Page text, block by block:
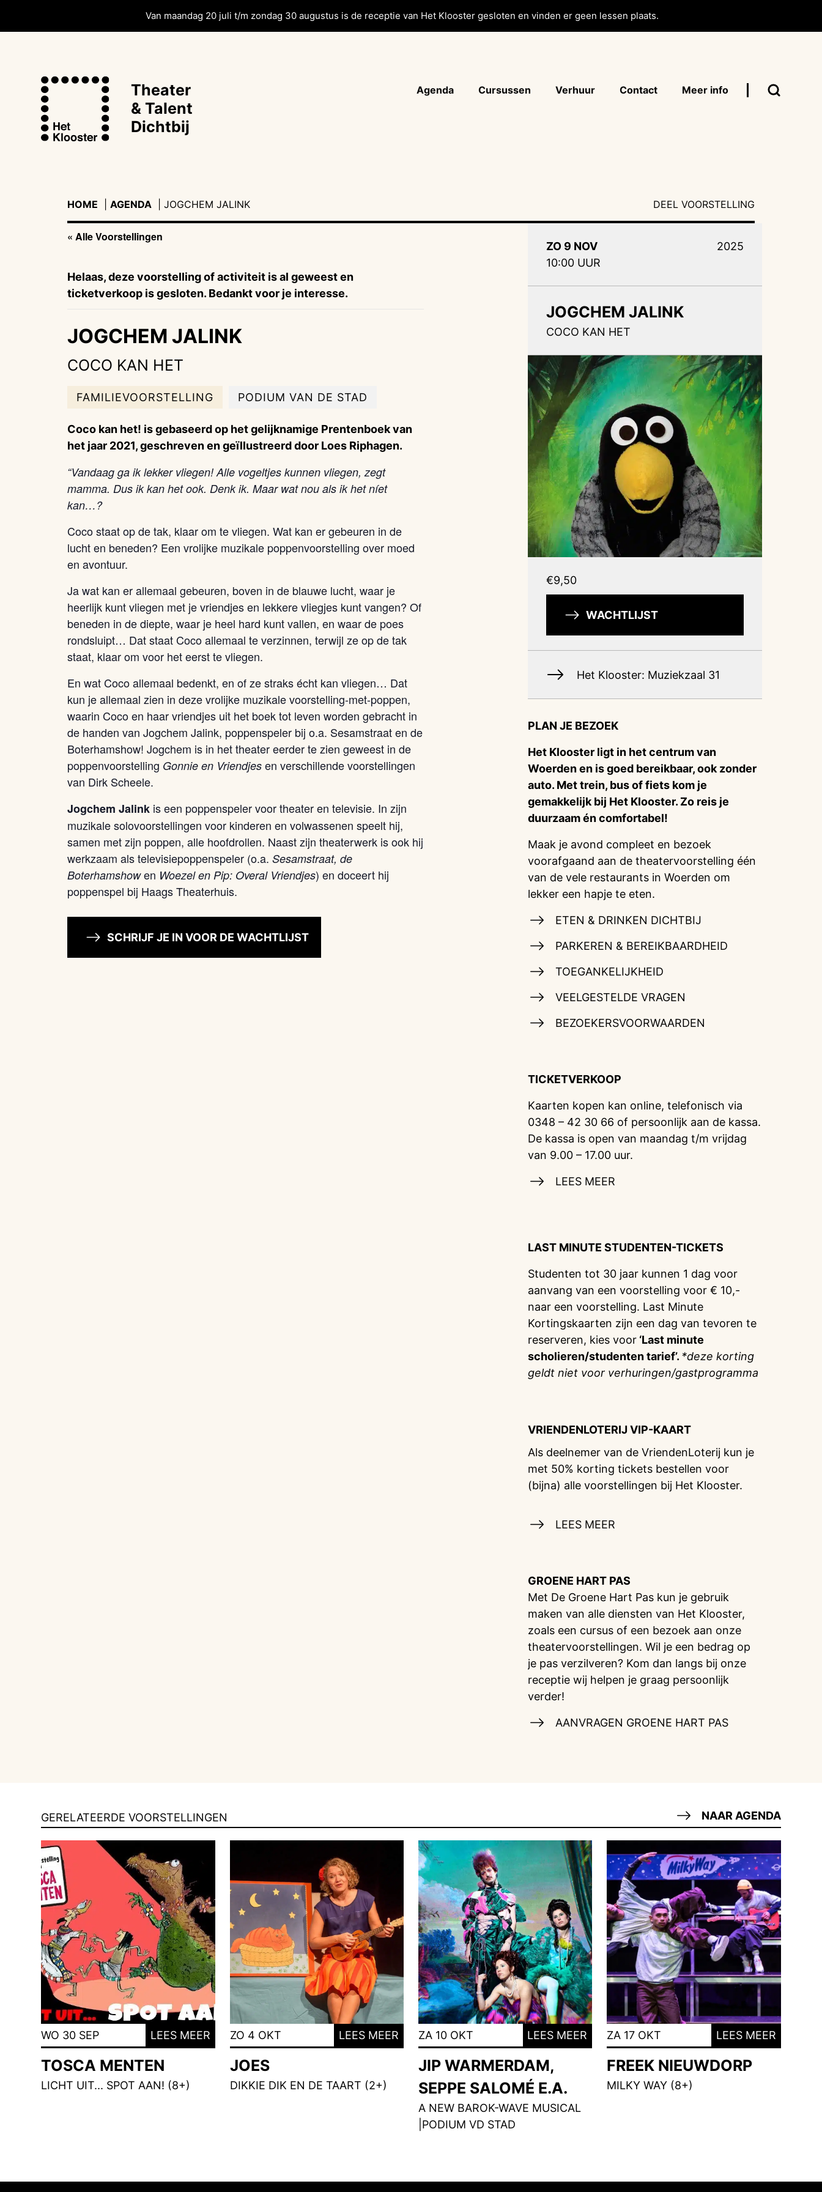
Van maandag 20 juli t/m zondag 30 augustus is de receptie van Het Klooster gesloten en vinden er geen lessen plaats.
Theater
& Talent
Dichtbij
Agenda Cursussen Verhuur Contact Meer info
HOME AGENDA
| JOGCHEM JALINK DEEL VOORSTELLING
« Alle Voorstellingen
Helaas, deze voorstelling of activiteit is al geweest en
ticketverkoop is gesloten. Bedankt voor je interesse.
JOGCHEM JALINK
COCO KAN HET
FAMILIEVOORSTELLING PODIUM VAN DE STAD
Coco kan het! is gebaseerd op het gelijknamige Prentenboek van
het jaar 2021, geschreven en geïllustreerd door Loes Riphagen.
“Vandaag ga ik lekker vliegen! Alle vogeltjes kunnen vliegen, zegt
mamma. Dus ik kan het ook. Denk ik. Maar wat nou als ik het níet
kan…?
Coco staat op de tak, klaar om te vliegen. Wat kan er gebeuren in de
lucht en beneden? Een vrolijke muzikale poppenvoorstelling over moed
en avontuur.
Ja wat kan er allemaal gebeuren, boven in de blauwe lucht, waar je
heerlijk kunt vliegen met je vriendjes en lekkere vliegjes kunt vangen? Of
beneden in de diepte, waar je heel hard kunt vallen, en waar de poes
rondsluipt… Dat staat Coco allemaal te verzinnen, terwijl ze op de tak
staat, klaar om voor het eerst te vliegen.
En wat Coco allemaal bedenkt, en of ze straks écht kan vliegen… Dat
kun je allemaal zien in deze vrolijke muzikale voorstelling-met-poppen,
waarin Coco en haar vriendjes uit het boek tot leven worden gebracht in
de handen van Jogchem Jalink, poppenspeler bij o.a. Sesamstraat en de
Boterhamshow! Jogchem is in het theater eerder te zien geweest in de
poppenvoorstelling Gonnie en Vriendjesen verschillende voorstellingen
van Dirk Scheele.
Jogchem Jalinkis een poppenspeler voor theater en televisie. In zijn
muzikale solovoorstellingen voor kinderen en volwassenen speelt hij,
samen met zijn poppen, alle hoofdrollen. Naast zijn theaterwerk is ook hij
werkzaam als televisiepoppenspeler (o.a. Sesamstraat, de
Boterhamshowen Woezel en Pip: Overal Vriendjes) en doceert hij
poppenspel bij Haags Theaterhuis.
SCHRIJF JE IN VOOR DE WACHTLIJST
ZO 9 NOV
10:00 UUR
2025
JOGCHEM JALINK
COCO KAN HET
€9,50
WACHTLIJST
Het Klooster: Muziekzaal 31
PLAN JE BEZOEK
Het Klooster ligt in het centrum van
Woerden en is goed bereikbaar, ook zonder
auto. Met trein, bus of fiets kom je
gemakkelijk bij Het Klooster. Zo reis je
duurzaam én comfortabel!
Maak je avond compleet en bezoek
voorafgaand aan de theatervoorstelling één
van de vele restaurants in Woerden om
lekker een hapje te eten.
ETEN & DRINKEN DICHTBIJ
PARKEREN & BEREIKBAARDHEID
TOEGANKELIJKHEID
VEELGESTELDE VRAGEN
BEZOEKERSVOORWAARDEN
TICKETVERKOOP
Kaarten kopen kan online, telefonisch via
0348 – 42 30 66 of persoonlijk aan de kassa.
De kassa is open van maandag t/m vrijdag
van 9.00 – 17.00 uur.
LEES MEER
LAST MINUTE STUDENTEN-TICKETS
Studenten tot 30 jaar kunnen 1 dag voor
aanvang van een voorstelling voor € 10,-
naar een voorstelling. Last Minute
Kortingskaarten zijn een dag van tevoren te
reserveren, kies voor ‘Last minute
scholieren/studenten tarief’. *deze korting
geldt niet voor verhuringen/gastprogramma
VRIENDENLOTERIJVIP-KAART
Als deelnemer van de VriendenLoterij kun je
met 50% korting tickets bestellen voor
(bijna) alle voorstellingen bij Het Klooster.
LEES MEER
GROENE HART PAS
Met De Groene Hart Pas kun je gebruik
maken van alle diensten van Het Klooster,
zoals een cursus of een bezoek aan onze
theatervoorstellingen. Wil je een bedrag op
je pas verzilveren? Kom dan langs bij onze
receptie wij helpen je graag persoonlijk
verder!
AANVRAGEN GROENE HART PAS
GERELATEERDE VOORSTELLINGEN NAAR AGENDA
WO 30 SEP LEES MEER
TOSCA MENTEN
LICHT UIT... SPOT AAN! (8+)
ZO 4 OKT LEES MEER
JOES
DIKKIE DIK EN DE TAART (2+)
ZA 10 OKT LEES MEER
JIP WARMERDAM,
SEPPE SALOMÉ E.A.
A NEW BAROK-WAVE MUSICAL
|PODIUM VD STAD
ZA 17 OKT LEES MEER
FREEK NIEUWDORP
MILKY WAY (8+)